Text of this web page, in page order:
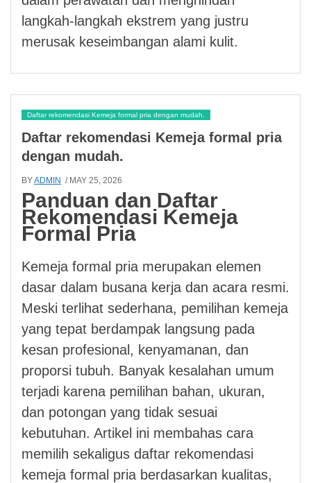
langkah-langkah ekstrem yang justru
merusak keseimbangan alami kulit.
Daftar rekomendasi Kemeja formal pria dengan mudah.
Daftar rekomendasi Kemeja formal pria
dengan mudah.
BYADMIN / MAY 25, 2026
Panduan dan Daftar
Rekomendasi Kemeja
Formal Pria
Kemeja formal pria merupakan elemen
dasar dalam busana kerja dan acara resmi.
Meski terlihat sederhana, pemilihan kemeja
yang tepat berdampak langsung pada
kesan profesional, kenyamanan, dan
proporsi tubuh. Banyak kesalahan umum
terjadi karena pemilihan bahan, ukuran,
dan potongan yang tidak sesuai
kebutuhan. Artikel ini membahas cara
memilih sekaligus daftar rekomendasi
kemeja formal pria berdasarkan kualitas,